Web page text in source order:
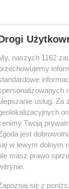
się do tego
na okres
z
wolności.
naszych 1162
usług.
Twoją
jest
w lewym dolnym
masz prawo
się z